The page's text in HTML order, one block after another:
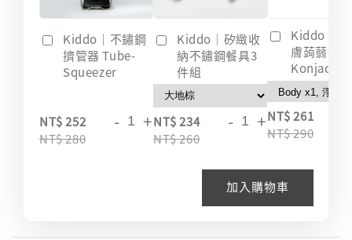
Kiddo｜不鏽鋼
擠管器 Tube-
Squeezer
NT$ 252
NT$ 280
- +
Kiddo｜矽緻收
納不鏽鋼餐具3
件組
NT$ 234
NT$ 260
- +
Kiddo｜
膚蒟蒻海綿
Konjac
NT$ 261
NT$ 290
加入購物車